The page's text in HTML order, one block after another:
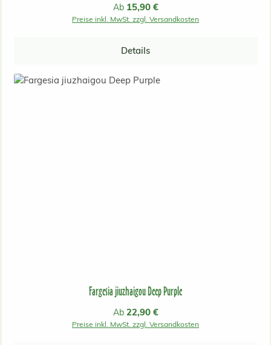
Regulärer Preis:
Ab 15,90 €
Preise inkl. MwSt. zzgl. Versandkosten
Details
Fargesia jiuzhaigou Deep Purple
Regulärer Preis:
Ab 22,90 €
Preise inkl. MwSt. zzgl. Versandkosten